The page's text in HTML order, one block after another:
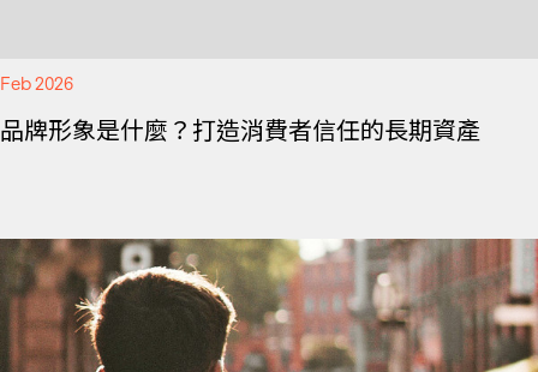
Feb 2026
品牌形象是什麼？打造消費者信任的長期資產